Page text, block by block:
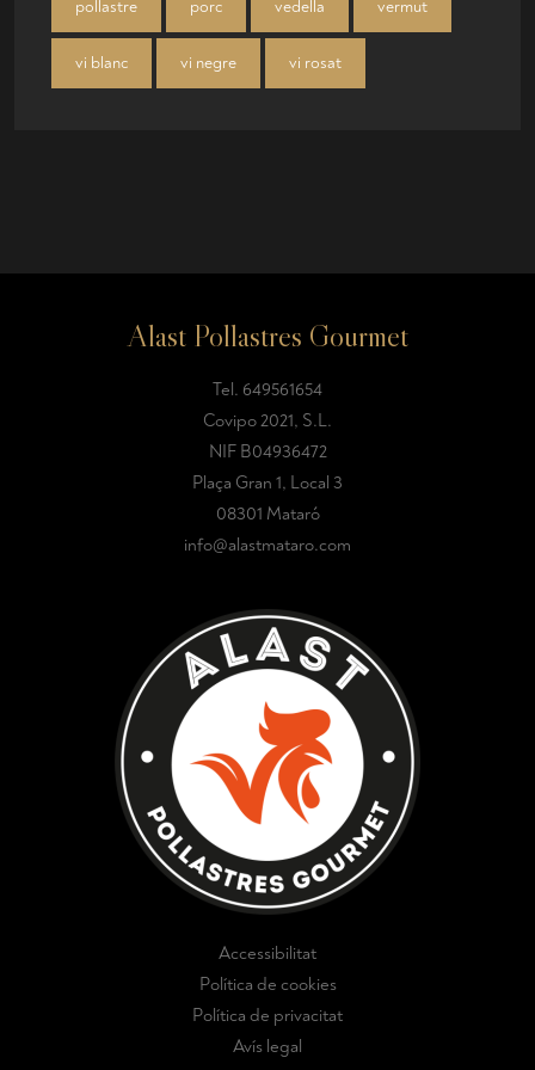
pollastre porc vedella vermut
vi blanc vi negre vi rosat
Alast Pollastres Gourmet
Tel. 649561654
Covipo 2021, S.L.
NIF B04936472
Plaça Gran 1, Local 3
08301 Mataró
info@alastmataro.com
Accessibilitat
Política de cookies
Política de privacitat
Avís legal